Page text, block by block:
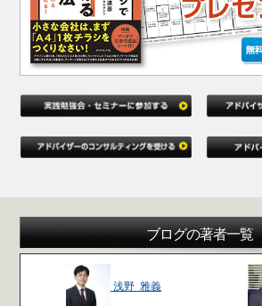
ブログの著者一覧
浅野 雅義